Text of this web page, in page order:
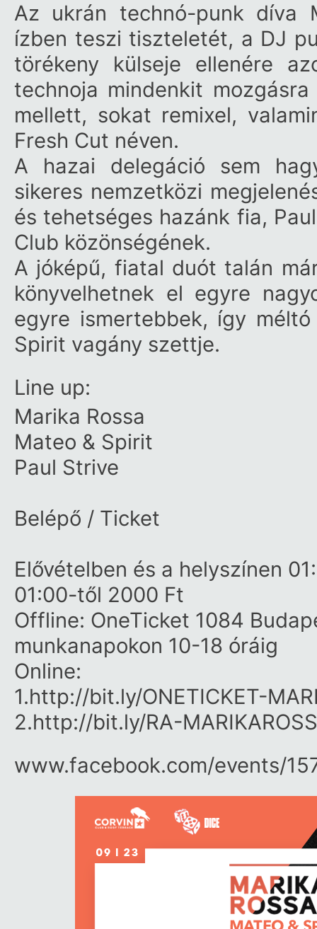
Az ukrán technó-punk díva
ízben teszi tiszteletét, a DJ
törékeny külseje ellenére
technoja mindenkit
mellett, sokat remixel,
Fresh Cut néven.
A hazai delegáció sem
sikeres nemzetközi
és tehetséges hazánk fia,
Club közönségének.
A jóképű, fiatal duót talán
könyvelhetnek el egyre
egyre ismertebbek, így
Spirit vagány szettje.
Line up:
Marika Rossa
Mateo & Spirit
Paul Strive
Belépő / Ticket
Elővételben és a helyszínen
01:00-től 2000 Ft
Offline: OneTicket 1084
munkanapokon 10-18 óráig
Online:
1.http://bit.ly/ONETICKET-
2.http://bit.ly/RA-
www.facebook.com/​events/​